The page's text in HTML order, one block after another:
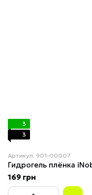
3
3
Артикул: 901-00007
Гидрогель плёнка
169 грн